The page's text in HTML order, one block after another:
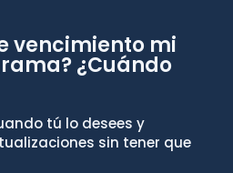
vencimiento mi
¿Cuándo
tú lo desees y
sin tener que